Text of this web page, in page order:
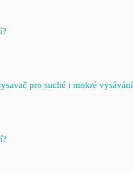
pro suché i mokré vysávání